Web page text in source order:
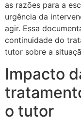
as razões para a
urgência da
agir. Essa
continuidade do
tutor sobre a
Impacto
o tutor